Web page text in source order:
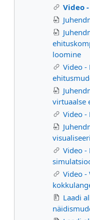
Video
loomine
Video -
virtuaalse
Video -
Video -
Video -
Laadi